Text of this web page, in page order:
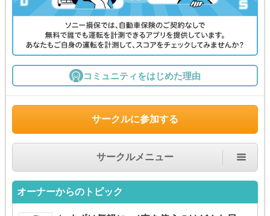
コミュニティをはじめた理由
サークルに参加する
サークルメニュー
オーナーからのトピック